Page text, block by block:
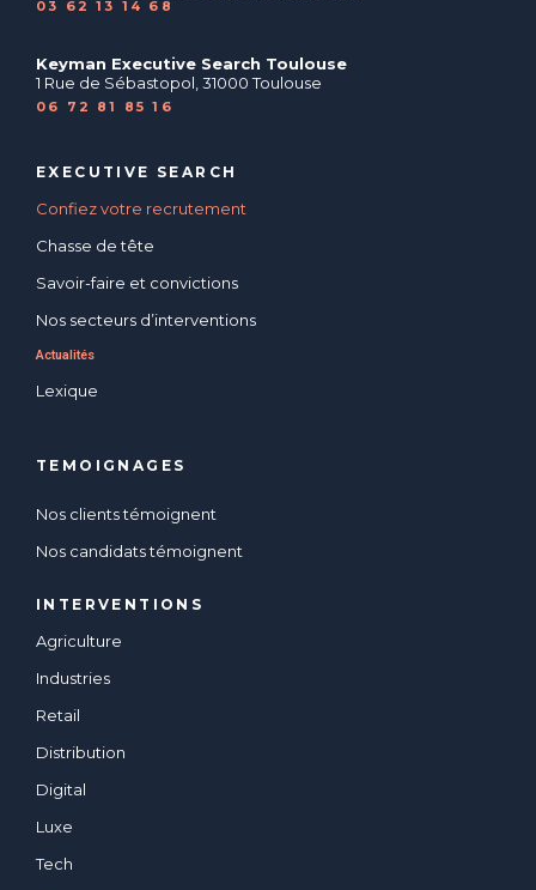
03 62 13 14 68
Keyman Executive Search Toulouse
1 Rue de Sébastopol, 31000 Toulouse
06 72 81 85 16
EXECUTIVE SEARCH
Confiez votre recrutement
Chasse de tête
Savoir-faire et convictions
Nos secteurs d’interventions
Actualités
Lexique
TEMOIGNAGES
Nos clients témoignent
Nos candidats témoignent
INTERVENTIONS
Agriculture
Industries
Retail
Distribution
Digital
Luxe
Tech